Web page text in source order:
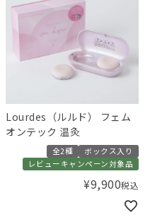
Lourdes（ルルド） フェム
オンテック 温灸
全2種
ボックス入り
レビューキャンペーン対象品
¥9,900税込